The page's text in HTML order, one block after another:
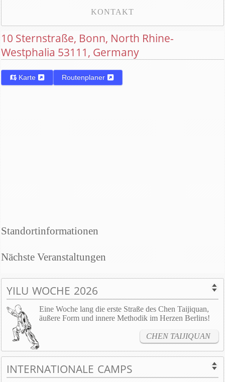
KONTAKT
10 Sternstraße, Bonn, North Rhine-
Westphalia 53111, Germany
Karte Routenplaner
Standortinformationen
Nächste Veranstaltungen
YILU WOCHE 2026
Eine Woche lang die erste Straße des Chen Taijiquan,
äußere Form und innere Methodik im Herzen Berlins!
CHEN TAIJIQUAN
INTERNATIONALE CAMPS